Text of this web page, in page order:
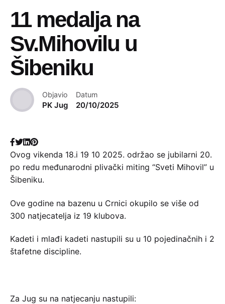
11 medalja na
Sv.Mihovilu u
Šibeniku
Objavio
PK Jug
Datum
20/10/2025
Ovog vikenda 18.i 19 10 2025. održao se jubilarni 20.
po redu međunarodni plivački miting “Sveti Mihovil” u
Šibeniku.
Ove godine na bazenu u Crnici okupilo se više od
300 natjecatelja iz 19 klubova.
Kadeti i mlađi kadeti nastupili su u 10 pojedinačnih i 2
štafetne discipline.
Za Jug su na natjecanju nastupili: